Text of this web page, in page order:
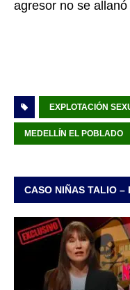
agresor no se
EXPLOTACIÓN
MEDELLÍN EL POBLADO
CASO NIÑAS TALIO –